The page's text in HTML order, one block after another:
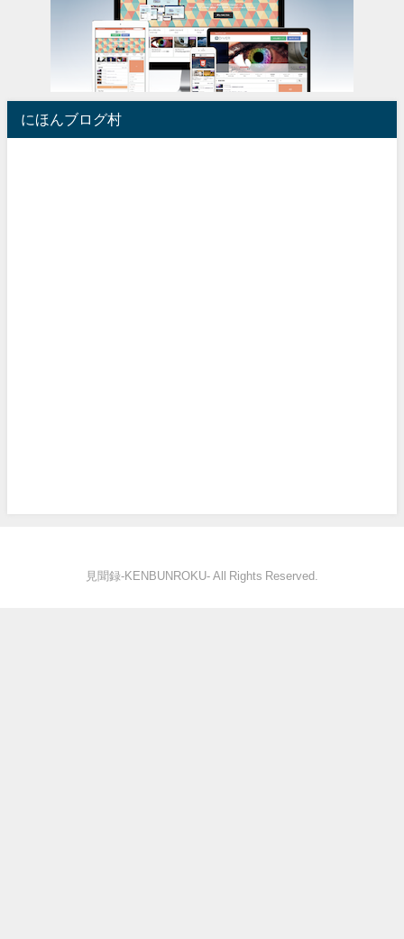
にほんブログ村
見聞録‐KENBUNROKU- All Rights Reserved.